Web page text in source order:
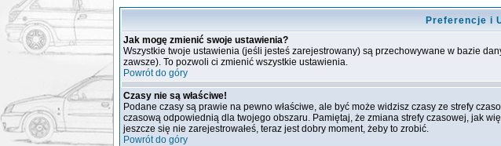
Preferencje i
Jak mogę zmienić swoje ustawienia?
Wszystkie twoje ustawienia (jeśli jesteś zarejestrowany) są przechowywane w bazie
zawsze). To pozwoli ci zmienić wszystkie ustawienia.
Powrót do góry
Czasy nie są właściwe!
Podane czasy są prawie na pewno właściwe, ale być może widzisz czasy ze strefy
czasową odpowiednią dla twojego obszaru. Pamiętaj, że zmiana strefy czasowej, jak
jeszcze się nie zarejestrowałeś, teraz jest dobry moment, żeby to zrobić.
Powrót do góry